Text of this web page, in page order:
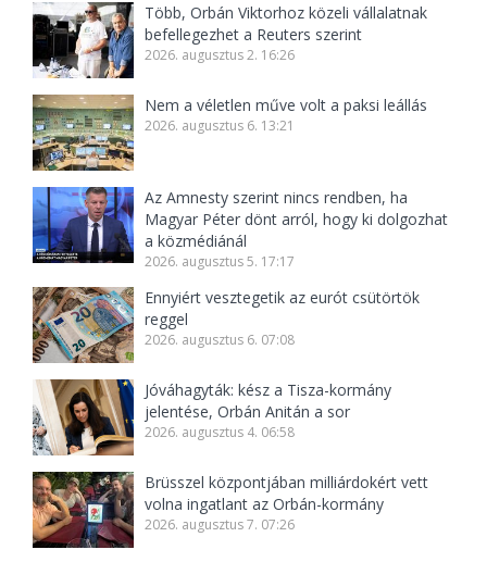
Több, Orbán Viktorhoz közeli vállalatnak
befellegezhet a Reuters szerint
2026. augusztus 2. 16:26
Nem a véletlen műve volt a paksi leállás
2026. augusztus 6. 13:21
Az Amnesty szerint nincs rendben, ha
Magyar Péter dönt arról, hogy ki dolgozhat
a közmédiánál
2026. augusztus 5. 17:17
Ennyiért vesztegetik az eurót csütörtök
reggel
2026. augusztus 6. 07:08
Jóváhagyták: kész a Tisza-kormány
jelentése, Orbán Anitán a sor
2026. augusztus 4. 06:58
Brüsszel központjában milliárdokért vett
volna ingatlant az Orbán-kormány
2026. augusztus 7. 07:26